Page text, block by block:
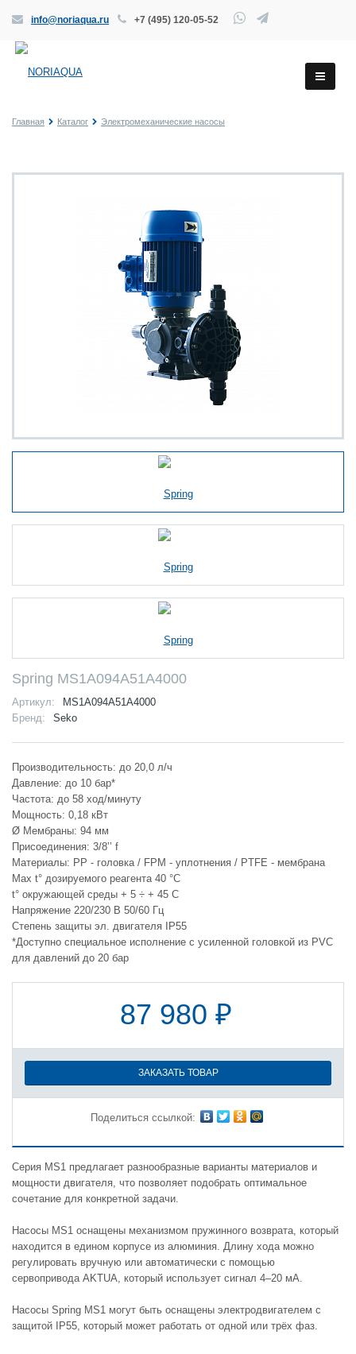
info@noriaqua.ru +7 (495) 120-05-52
Главная Каталог Электромеханические насосы
Spring MS1A094A51A4000
Артикул:
MS1A094A51A4000
Бренд:
Seko
Производительность: до 20,0 л/ч
Давление: до 10 бар*
Частота: до 58 ход/минуту
Мощность: 0,18 кВт
Ø Мембраны: 94 мм
Присоединения: 3/8’’ f
Материалы: PP - головка / FPM - уплотнения / PTFE - мембрана
Max t° дозируемого реагента 40 °C
t° окружающей среды + 5 ÷ + 45 C
Напряжение 220/230 В 50/60 Гц
Степень защиты эл. двигателя IP55
*Доступно специальное исполнение с усиленной головкой из PVC
для давлений до 20 бар
87 980 ₽
ЗАКАЗАТЬ ТОВАР
Поделиться ссылкой:
Серия MS1 предлагает разнообразные варианты материалов и
мощности двигателя, что позволяет подобрать оптимальное
сочетание для конкретной задачи.
Насосы MS1 оснащены механизмом пружинного возврата, который
находится в едином корпусе из алюминия. Длину хода можно
регулировать вручную или автоматически с помощью
сервопривода AKTUA, который использует сигнал 4–20 мА.
Насосы Spring MS1 могут быть оснащены электродвигателем с
защитой IP55, который может работать от одной или трёх фаз.